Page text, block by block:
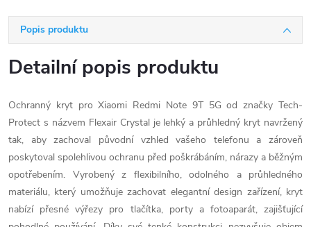
Popis produktu
Detailní popis produktu
Ochranný kryt pro Xiaomi Redmi Note 9T 5G od značky Tech-
Protect s názvem Flexair Crystal je lehký a průhledný kryt navržený
tak, aby zachoval původní vzhled vašeho telefonu a zároveň
poskytoval spolehlivou ochranu před poškrábáním, nárazy a běžným
opotřebením. Vyrobený z flexibilního, odolného a průhledného
materiálu, který umožňuje zachovat elegantní design zařízení, kryt
nabízí přesné výřezy pro tlačítka, porty a fotoaparát, zajišťující